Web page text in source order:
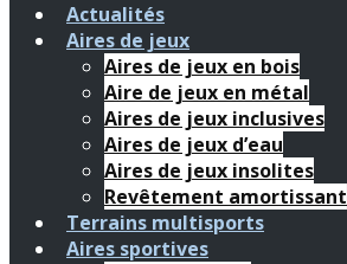
Actualités
Aires de jeux
Aires de jeux en bois
Aire de jeux en métal
Aires de jeux inclusives
Aires de jeux d’eau
Aires de jeux insolites
Revêtement amortissant
Terrains multisports
Aires sportives